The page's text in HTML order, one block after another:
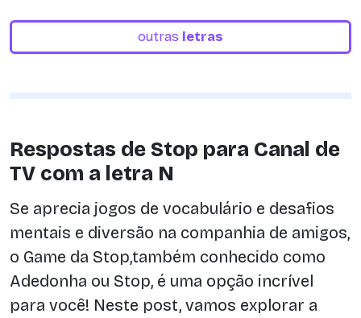
outras letras
Respostas de Stop para Canal de
TV com a letra N
Se aprecia jogos de vocabulário e desafios
mentais e diversão na companhia de amigos,
o Game da Stop,também conhecido como
Adedonha ou Stop, é uma opção incrível
para você! Neste post, vamos explorar a